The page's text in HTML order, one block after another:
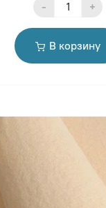
- +
В корзину